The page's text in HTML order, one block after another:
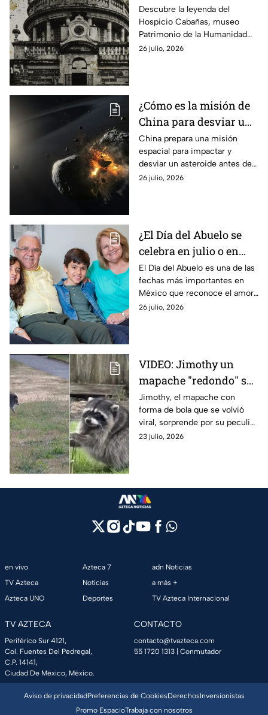
leyenda que esconde el
museo patrimonio de la
humanidad en México
Descubre la leyenda del
Hospicio Cabañas, museo
Patrimonio de la Humanidad
en Jalisco, donde un antiguo
26 julio, 2026
¿Cómo es la misión de
China para desviar un
asteroide antes de
2030?
China prepara una misión
espacial para impactar y
desviar un asteroide antes de
2030. Conoce los detalles de
26 julio, 2026
¿El Día del Abuelo se
celebra en julio o en
agosto? La fecha en la
que se celebra en
México y por qué hay
dos fechas
El Día del Abuelo es una de las
fechas más importantes en
México que reconoce el amor,
respeto y el valor de los
26 julio, 2026
VIDEO: Jimothy un
mapache "redondo" se
vuelve viral: La
explicación detrás de
su peculiar aspecto
Jimothy, el mapache con
forma de bola que se volvió
viral, sorprende por su peculiar
apariencia. Su singular aspecto
23 julio, 2026
en vivo
TV Azteca
Azteca UNO
Azteca 7
Noticias
Deportes
adn Noticias
a más +
TV Azteca Internacional
TV AZTECA
Periférico Sur 4121,
Col. Fuentes Del Pedregal,
C.P. 14141,
Ciudad De México, México.
CONTACTO
contacto@tvazteca.com
55 1720 1313 | Conmutador
Aviso de privacidadPreferencias de CookiesDerechosInversionistas
Promo EspacioTrabaja con nosotros